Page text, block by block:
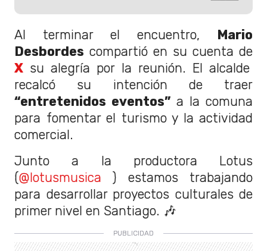
Al terminar el encuentro, Mario
Desbordes compartió en su cuenta de
X su alegría por la reunión. El alcalde
recalcó su intención de traer
“entretenidos eventos” a la comuna
para fomentar el turismo y la actividad
comercial.
Junto a la productora Lotus
(@lotusmusica ) estamos trabajando
para desarrollar proyectos culturales de
primer nivel en Santiago. 🎶